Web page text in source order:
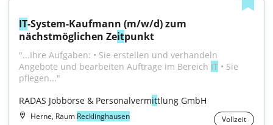
IT-System-Kaufmann (m/w/d) zum
nächstmöglichen Zeitpunkt
"...Ihre Aufgaben: • Sie erstellen und verhandeln
Angebote und bearbeiten Aufträge im Bereich IT • Sie
pflegen..."
RADAS Jobbörse & Personalvermittlung GmbH
Herne, Raum Recklinghausen Vollzeit